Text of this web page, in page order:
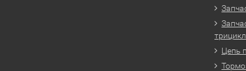
Цепь